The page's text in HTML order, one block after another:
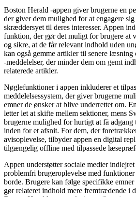
Boston Herald -appen giver brugerne en
der giver dem mulighed for at engagere
skræddersyet til deres interesser. Appen
funktion, der gør det muligt for brugere at
og sikre, at de får relevant indhold uden
kan også gemme artikler til senere læsning
-meddelelser, der minder dem om gemt
relaterede artikler.
Nøglefunktioner i appen inkluderer et
meddelelsessystem, der giver brugerne
emner de ønsker at blive underrettet om.
letter let at skifte mellem sektioner, mens
brugerne mulighed for hurtigt at få
inden for et afsnit. For dem, der
avisoplevelse, tilbyder appen en digital
tilgængelig offline med tilpassede
Appen understøtter sociale medier
problemfri brugeroplevelse med
borde. Brugere kan følge specifikke
gør relateret indhold mere fremtrædende i